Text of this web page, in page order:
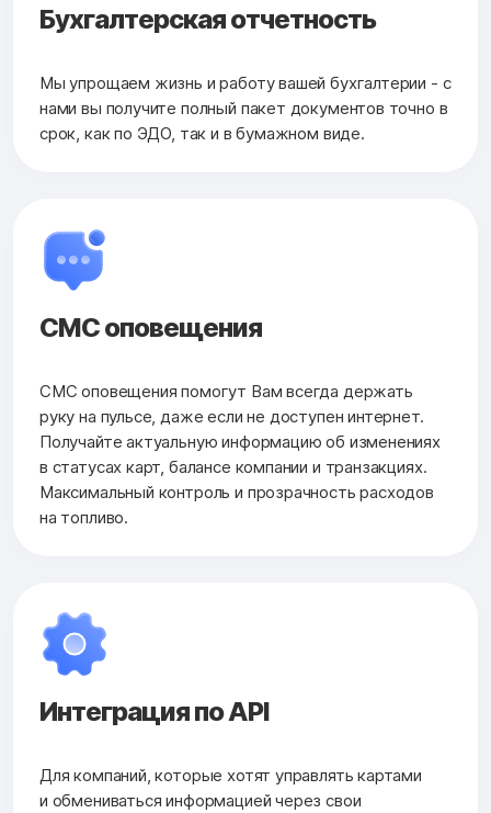
Бухгалтерскаяотчетность
Мы упрощаем жизнь и работу вашей бухгалтерии - с
нами вы получите полный пакет документов точно в
срок, как по ЭДО, так и в бумажном виде.
СМС оповещения
СМС оповещения помогут Вам всегда держать
руку на пульсе, даже если не доступен интернет.
Получайте актуальную информацию об изменениях
в статусах карт, балансе компании и транзакциях.
Максимальный контроль и прозрачность расходов
на топливо.
Интеграция по API
Для компаний, которые хотят управлять картами
и обмениваться информацией через свои